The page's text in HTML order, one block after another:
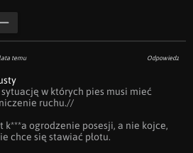
temu Odpowiedz
w których pies musi mieć
ruchu.//
k***a ogrodzenie posesji, a nie kojce,
chce się stawiać płotu.